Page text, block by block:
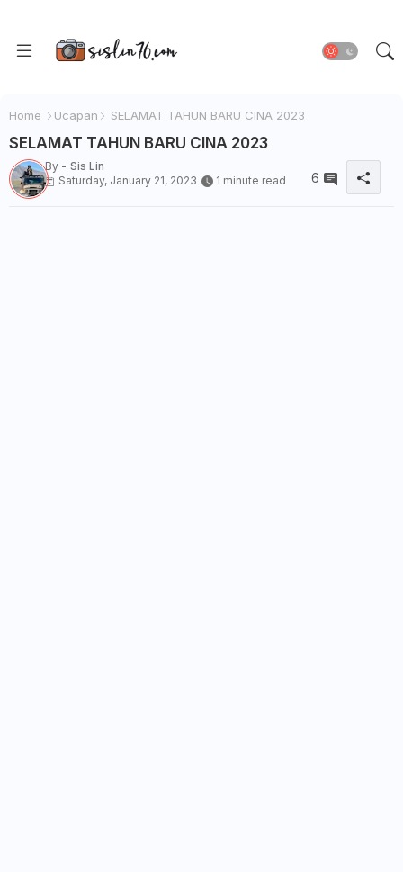
Home Ucapan SELAMAT TAHUN BARU CINA 2023
SELAMAT TAHUN BARU CINA 2023
By - Sis Lin
Saturday, January 21, 2023
1 minute read 6